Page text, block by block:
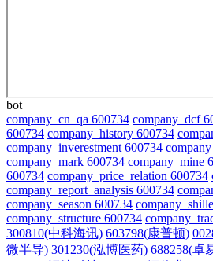
bot
company_cn_qa 600734 company_dcf
600734 company_history 600734
company_inverestment 600734
company_mark 600734 company_mine
600734 company_price_relation 600734
company_report_analysis 600734
company_season 600734
company_structure 600734
300810(中科海讯) 603798(康普顿)
微半导) 301230(泓博医药) 688258(卓